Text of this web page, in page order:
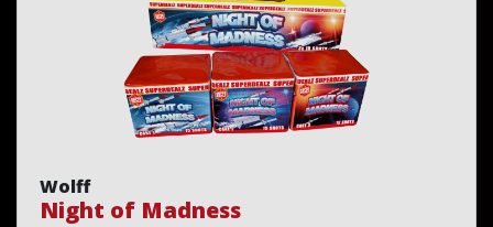
Wolff
Night of Madness